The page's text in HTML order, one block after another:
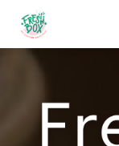
contenu
principal